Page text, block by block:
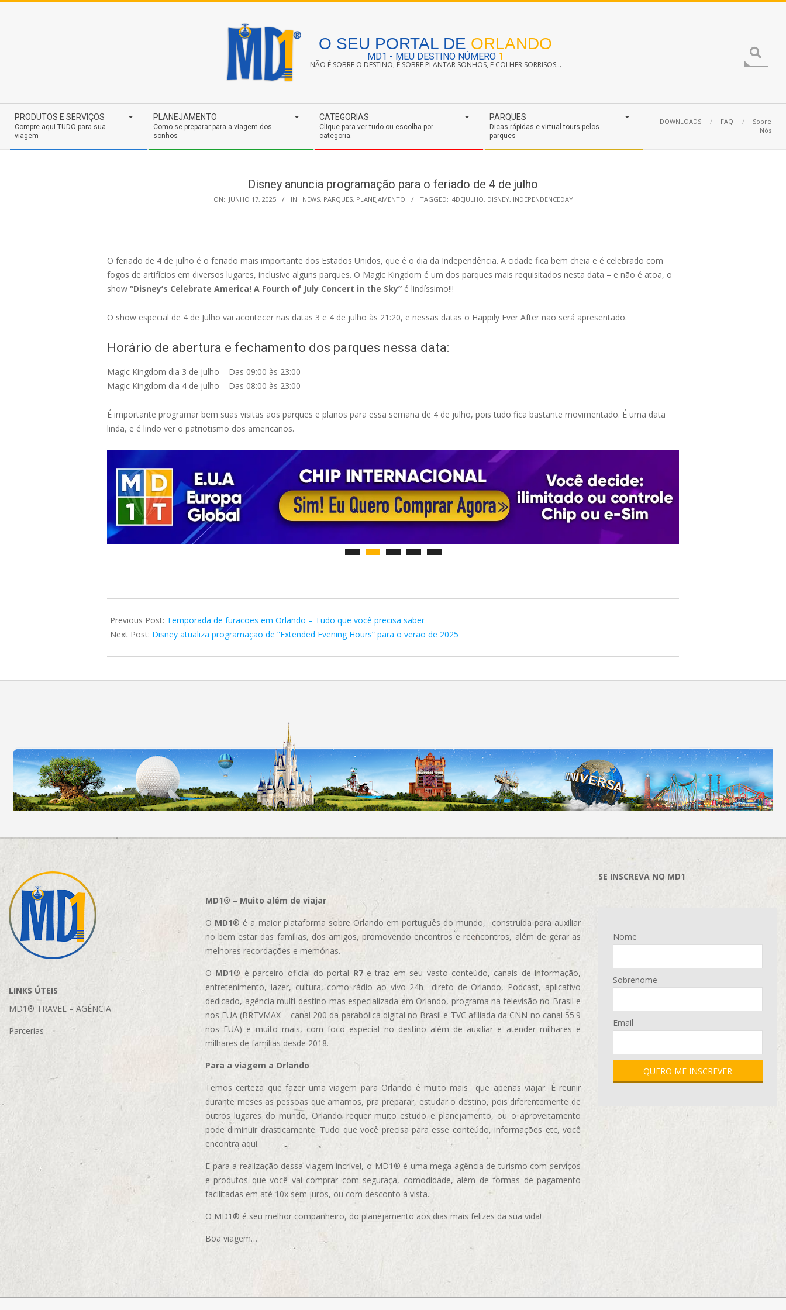
O SEU PORTAL DE ORLANDO
MD1 - MEU DESTINO NÚMERO 1
NÃO É SOBRE O DESTINO, É SOBRE PLANTAR SONHOS, E COLHER SORRISOS...
Navigation
Menu
PRODUTOS E SERVIÇOS
Compre aqui TUDO para sua
viagem
PLANEJAMENTO
Como se preparar para a viagem dos
sonhos
CATEGORIAS
Clique para ver tudo ou escolha por
categoria.
PARQUES
Dicas rápidas e virtual tours pelos
parques
DOWNLOADS FAQ
Sobre
Nós
Disney anuncia programação para o feriado de 4 de julho
ON: JUNHO 17, 2025 IN: NEWS, PARQUES, PLANEJAMENTO TAGGED: 4DEJULHO, DISNEY, INDEPENDENCEDAY
O feriado de 4 de julho é o feriado mais importante dos Estados Unidos, que é o dia da Independência. A cidade fica bem cheia e é celebrado com
fogos de artifícios em diversos lugares, inclusive alguns parques. O Magic Kingdom é um dos parques mais requisitados nesta data – e não é atoa, o
show “Disney’s Celebrate America! A Fourth of July Concert in the Sky” é lindíssimo!!!
O show especial de 4 de Julho vai acontecer nas datas 3 e 4 de julho às 21:20, e nessas datas o Happily Ever After não será apresentado.
Horário de abertura e fechamento dos parques nessa data:
Magic Kingdom dia 3 de julho – Das 09:00 às 23:00
Magic Kingdom dia 4 de julho – Das 08:00 às 23:00
É importante programar bem suas visitas aos parques e planos para essa semana de 4 de julho, pois tudo fica bastante movimentado. É uma data
linda, e é lindo ver o patriotismo dos americanos.
06-
17
Previous Post: Temporada de furacões em Orlando – Tudo que você precisa saber
Next Post: Disney atualiza programação de “Extended Evening Hours” para o verão de 2025
LINKS ÚTEIS
MD1® TRAVEL – AGÊNCIA
Parcerias
MD1® – Muito além de viajar
O MD1® é a maior plataforma sobre Orlando em português do mundo, construída para auxiliar
no bem estar das famílias, dos amigos, promovendo encontros e reencontros, além de gerar as
melhores recordações e memórias.
O MD1® é parceiro oficial do portal R7e traz em seu vasto conteúdo, canais de informação,
entretenimento, lazer, cultura, como rádio ao vivo 24h direto de Orlando, Podcast, aplicativo
dedicado, agência multi-destino mas especializada em Orlando, programa na televisão no Brasil e
nos EUA (BRTVMAX – canal 200 da parabólica digital no Brasil e TVC afiliada da CNN no canal 55.9
nos EUA) e muito mais, com foco especial no destino além de auxiliar e atender milhares e
milhares de famílias desde 2018.
Para a viagem a Orlando
Temos certeza que fazer uma viagem para Orlando é muito mais que apenas viajar. É reunir
durante meses as pessoas que amamos, pra preparar, estudar o destino, pois diferentemente de
outros lugares do mundo, Orlando requer muito estudo e planejamento, ou o aproveitamento
pode diminuir drasticamente. Tudo que você precisa para esse conteúdo, informações etc, você
encontra aqui.
E para a realização dessa viagem incrível, o MD1® é uma mega agência de turismo com serviços
e produtos que você vai comprar com seguraça, comodidade, além de formas de pagamento
facilitadas em até 10x sem juros, ou com desconto à vista.
O MD1® é seu melhor companheiro, do planejamento aos dias mais felizes da sua vida!
Boa viagem…
SE INSCREVA NO MD1
Nome
Sobrenome
Email